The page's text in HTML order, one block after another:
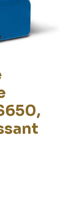
d’outils
mener à bien